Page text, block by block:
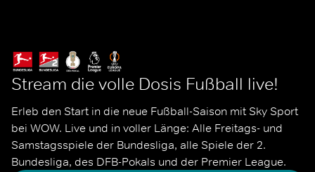
Stream die volle Dosis Fußball live!
Erleb den Start in die neue Fußball-Saison mit Sky Sport
bei WOW. Live und in voller Länge: Alle Freitags- und
Samstagsspiele der Bundesliga, alle Spiele der 2.
Bundesliga, des DFB-Pokals und der Premier League.